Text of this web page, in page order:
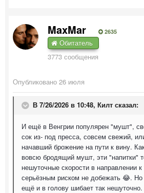
MaxMar 2635
Обитатель
3773 сообщения
Опубликовано 26 июля
В 7/26/2026 в 10:48, Килт сказал:
И ещё в Венгрии популярен "мушт",
сок из- под пресса, совсем свежий,
начавший брожение на пути к вину.
вовсю бродящий мушт, эти "напитки"
нешуточные скорости в направлении
серьёзным риском не добежать 😂.
ещё и в голову шибает так нешуточно.